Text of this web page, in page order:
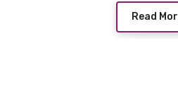
Read